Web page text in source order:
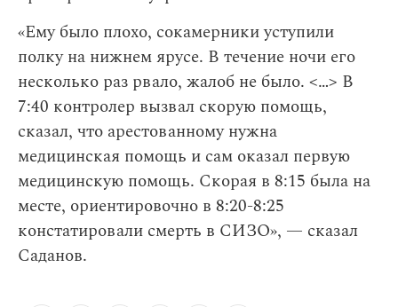
«Ему было плохо, сокамерники уступили
полку на нижнем ярусе. В течение ночи его
несколько раз рвало, жалоб не было. <…> В
7:40 контролер вызвал скорую помощь,
сказал, что арестованному нужна
медицинская помощь и сам оказал первую
медицинскую помощь. Скорая в 8:15 была на
месте, ориентировочно в 8:20-8:25
констатировали смерть в СИЗО», — сказал
Саданов.